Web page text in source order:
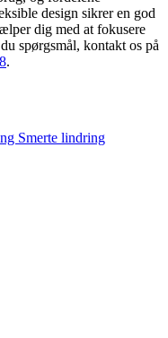
design sikrer en god
dig med at fokusere
spørgsmål, kontakt os på
.
Smerte lindring